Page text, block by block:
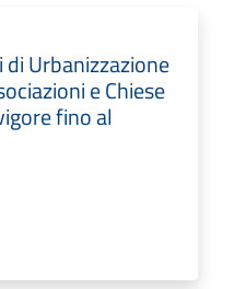
Urbanizzazione
e Chiese
fino al